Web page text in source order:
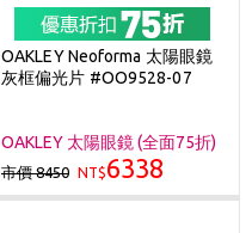
OAKLEY Neoforma 太陽眼鏡
灰框偏光片 #OO9528-07
OAKLEY 太陽眼鏡 (全面75折)
市價 8450 NT$6338